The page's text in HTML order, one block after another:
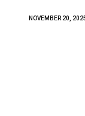
NOVEMBER 20,